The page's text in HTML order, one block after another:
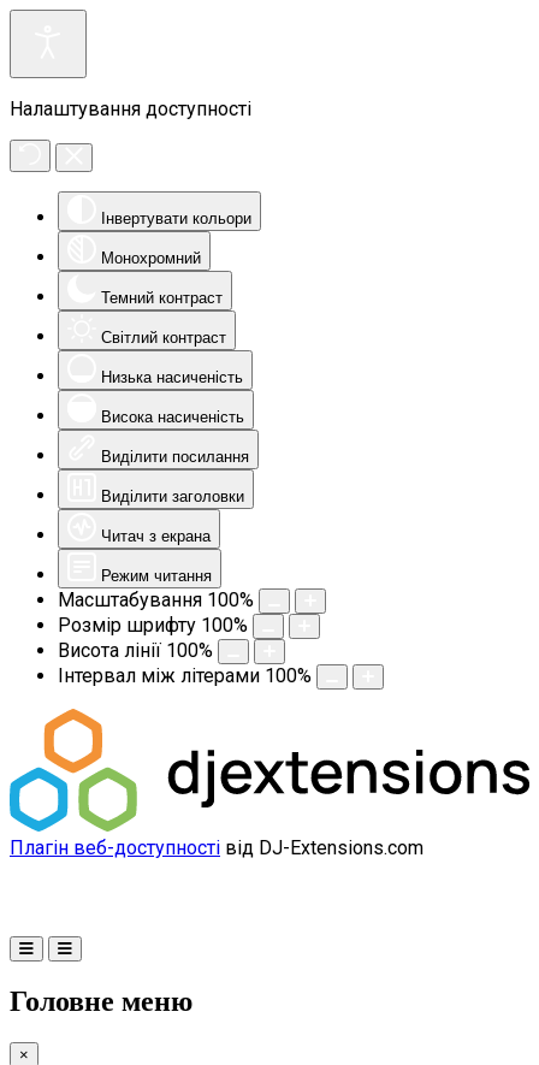
Налаштування доступності
Інвертувати кольори
Монохромний
Темний контраст
Світлий контраст
Низька насиченість
Висока насиченість
Виділити посилання
Виділити заголовки
Читач з екрана
Режим читання
Масштабування 100%
Розмір шрифту 100%
Висота лінії 100%
Інтервал між літерами 100%
Плагін веб-доступності від DJ-Extensions.com
Головне меню
×